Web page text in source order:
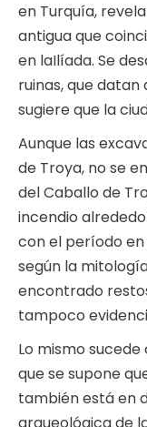
en Turquía,
antigua que
en laIlíada. Se
ruinas, que
sugiere que la
Aunque las
de Troya, no se
del Caballo de
incendio
con el período
según la
encontrado
tampoco
Lo mismo
que se supone
también está en